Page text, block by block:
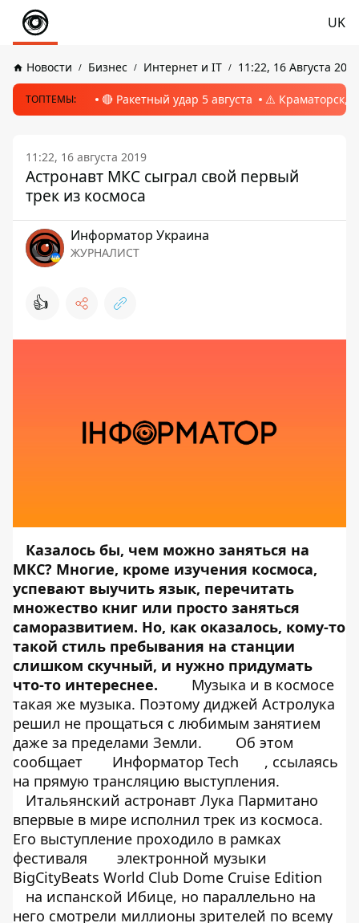
UK
Новости Бизнес Интернет и IT 11:22, 16 Августа 2019
ТОПТЕМЫ: 🔴 Ракетный удар 5 августа ⚠️ Краматорск,
11:22, 16 августа 2019
Астронавт МКС сыграл свой первый
трек из космоса
Информатор Украина
ЖУРНАЛИСТ
👍
Казалось бы, чем можно заняться на
МКС? Многие, кроме изучения космоса,
успевают выучить язык, перечитать
множество книг или просто заняться
саморазвитием. Но, как оказалось, кому-то
такой стиль пребывания на станции
слишком скучный, и нужно придумать
что-то интереснее.
Музыка и в космосе
такая же музыка. Поэтому диджей Астролука
решил не прощаться с любимым занятием
даже за пределами Земли.
Об этом
сообщает
Информатор Tech
, ссылаясь
на прямую трансляцию выступления.
Итальянский астронавт Лука Пармитано
впервые в мире исполнил трек из космоса.
Его выступление проходило в рамках
фестиваля
электронной музыки
BigCityBeats World Club Dome Cruise Edition
на испанской Ибице, но параллельно на
него смотрели миллионы зрителей по всему